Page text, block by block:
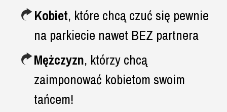
Kobiet, które chcą czuć się pewnie
na parkiecie nawet BEZ partnera
Mężczyzn, którzy chcą
zaimponować kobietom swoim
tańcem!